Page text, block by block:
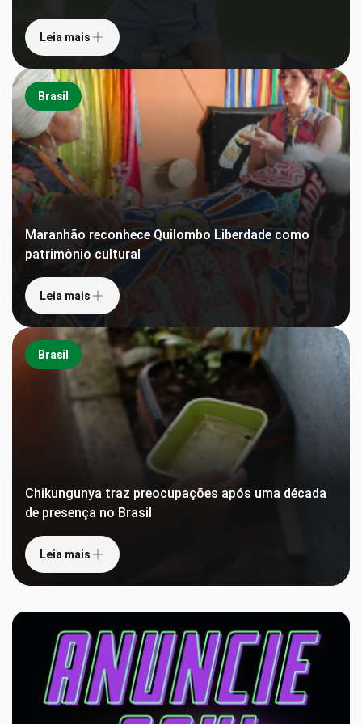
Leia mais
Brasil
Maranhão reconhece Quilombo Liberdade como
patrimônio cultural
Leia mais
Brasil
Chikungunya traz preocupações após uma década
de presença no Brasil
Leia mais